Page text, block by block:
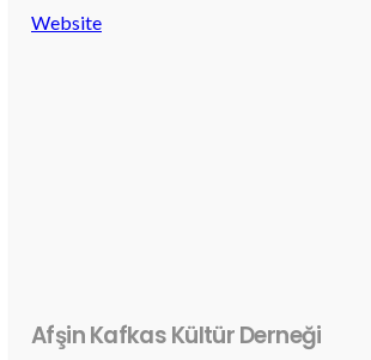
Website
Afşin Kafkas Kültür Derneği